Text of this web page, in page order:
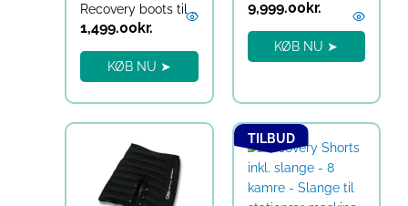
Recovery boots til læg og fødder med varme
1,499.00kr.
KØB NU ➤
9,999.00kr.
KØB NU ➤
TILBUD
Den
oprindelige
pris
var:
Den
aktuelle
pris
er: